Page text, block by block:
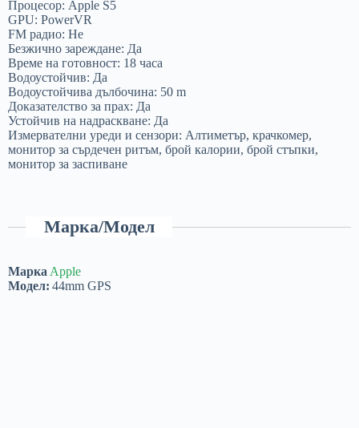
Процесор: Apple S5
GPU: PowerVR
FM радио: Не
Безжично зареждане: Да
Време на готовност: 18 часа
Водоустойчив: Да
Водоустойчива дълбочина: 50 m
Доказателство за прах: Да
Устойчив на надраскване: Да
Измервателни уреди и сензори: Алтиметър, крачкомер,
монитор за сърдечен ритъм, брой калории, брой стъпки,
монитор за заспиване
Марка/Модел
Марка Apple
Модел: 44mm GPS